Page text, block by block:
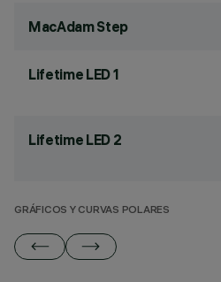
MacAdam Step
Lifetime LED 1
Lifetime LED 2
GRÁFICOS Y CURVAS POLARES